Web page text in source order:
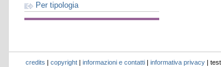
Per tipologia
credits | copyright | informazioni e contatti | informativa privacy |